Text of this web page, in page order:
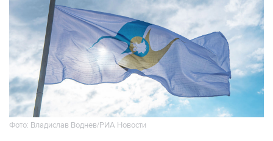
Фото: Владислав Воднев/РИА Новости